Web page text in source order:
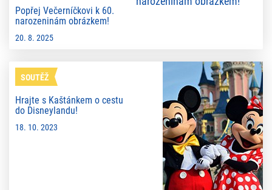
Popřej Večerníčkovi k 60.
narozeninám obrázkem!
20. 8. 2025
SOUTĚŽ
Hrajte s Kaštánkem o cestu
do Disneylandu!
18. 10. 2023